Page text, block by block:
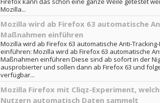
Mozilla...
Mozilla wird ab Firefox 63 automatische
Maßnahmen einführen
Mozilla wird ab Firefox 63 automatische Anti-
einführen: Mozilla wird ab Firefox 63 automatische
Maßnahmen einführen Diese sind ab sofort in der
ausprobierter und sollen dann ab Firefox 63 und
verfügbar...
Mozilla Firefox mit Cliqz-Experiment,
Nutzern automatisch Daten sammelt